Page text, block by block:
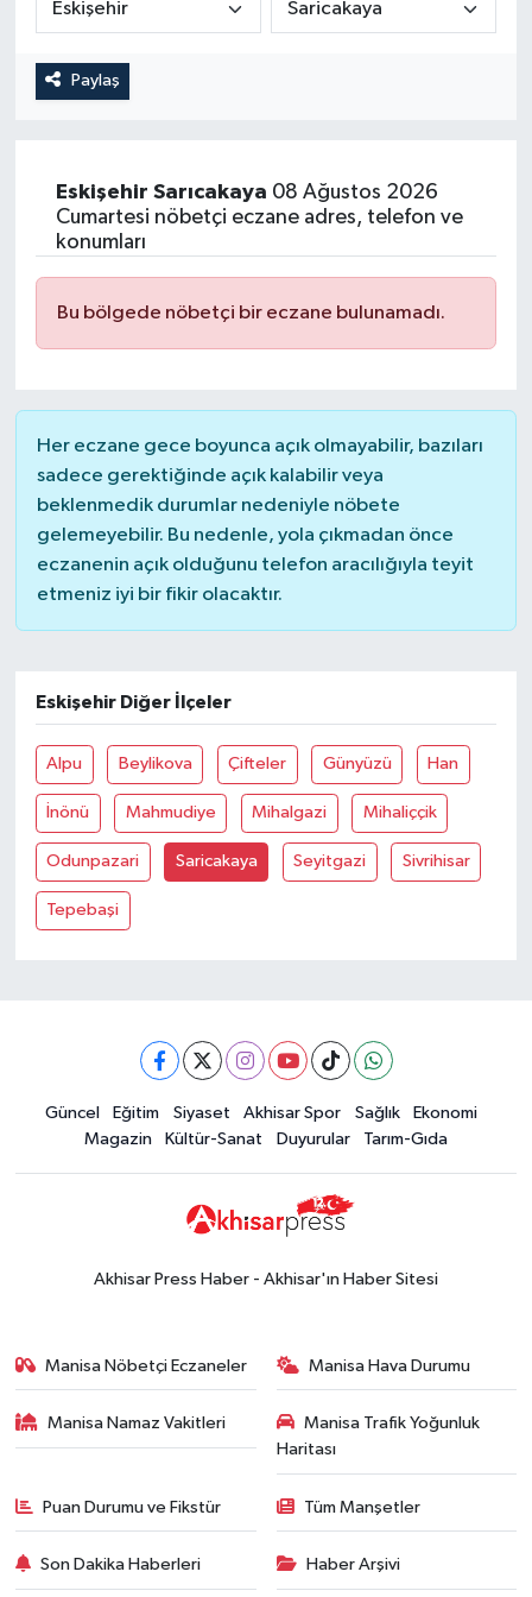
Paylaş
Eskişehir Sarıcakaya 08 Ağustos 2026
Cumartesi nöbetçi eczane adres, telefon ve
konumları
Bu bölgede nöbetçi bir eczane bulunamadı.
Her eczane gece boyunca açık olmayabilir, bazıları
sadece gerektiğinde açık kalabilir veya
beklenmedik durumlar nedeniyle nöbete
gelemeyebilir. Bu nedenle, yola çıkmadan önce
eczanenin açık olduğunu telefon aracılığıyla teyit
etmeniz iyi bir fikir olacaktır.
Eskişehir Diğer İlçeler
Alpu Beylikova Çifteler Günyüzü Han
İnönü Mahmudiye Mihalgazi Mihaliççik
Odunpazari Saricakaya Seyitgazi Sivrihisar
Tepebaşi
Güncel Eğitim Siyaset Akhisar Spor Sağlık
Ekonomi
Magazin
Kültür-Sanat Duyurular Tarım-Gıda
Akhisar Press Haber - Akhisar'ın Haber Sitesi
Manisa Nöbetçi Eczaneler Manisa Hava Durumu
Manisa Namaz Vakitleri
Manisa Trafik Yoğunluk
Haritası
Puan Durumu ve Fikstür Tüm Manşetler
Son Dakika Haberleri Haber Arşivi
Duyurular
Teknoloji
Akhisar Emlak
Ülke
Etiketler
Tarım-Gıda
Röportaj
Dünya
Yaşam
Kadın
Teknoloji
Yerel Haber
Akhisar Emlak
Etiketler